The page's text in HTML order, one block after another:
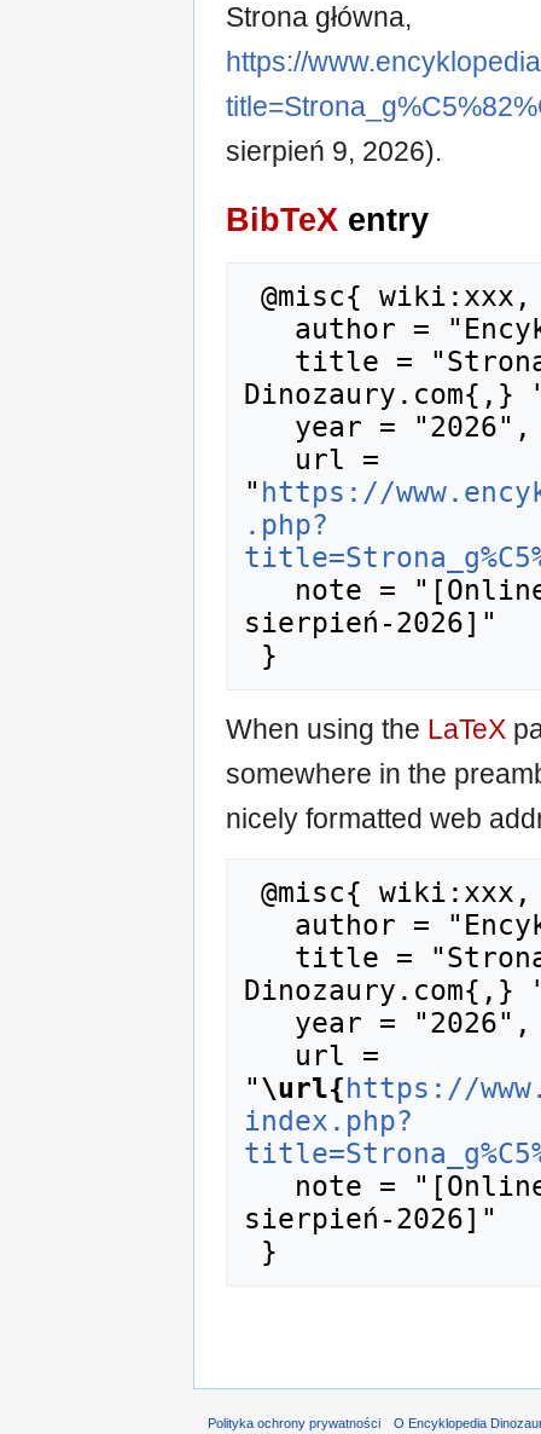
Strona główna,
https://
sierpień 9, 2026).
BibTeX entry
Dinozaury.com{,}
" https://
.php?
sierpień-2026]"
When using the LaTeX
somewhere in the
nicely formatted web
Dinozaury.com{,}
"\url{https://
index.php?
sierpień-2026]"
Polityka ochrony prywatności O Encyklopedia